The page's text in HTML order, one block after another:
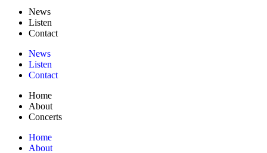
News
Listen
Contact
News
Listen
Contact
Home
About
Concerts
Home
About